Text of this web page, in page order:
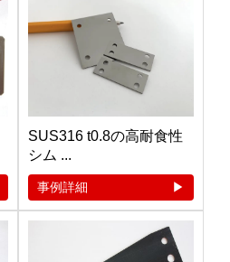
SUS316 t0.8の高耐食性
シム ...
事例詳細